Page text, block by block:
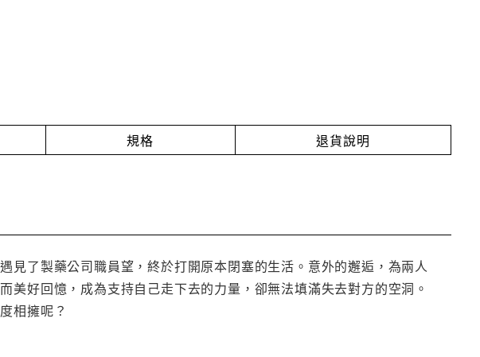
規格 退貨說明
了製藥公司職員望，終於打開原本閉塞的生活。意外的邂逅，為兩人
好回憶，成為支持自己走下去的力量，卻無法填滿失去對方的空洞。
相擁呢？